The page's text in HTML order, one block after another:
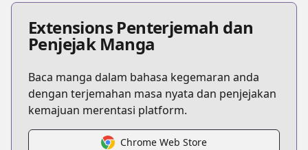
Extensions Penterjemah dan
Penjejak Manga
Baca manga dalam bahasa kegemaran anda
dengan terjemahan masa nyata dan penjejakan
kemajuan merentasi platform.
Chrome Web Store